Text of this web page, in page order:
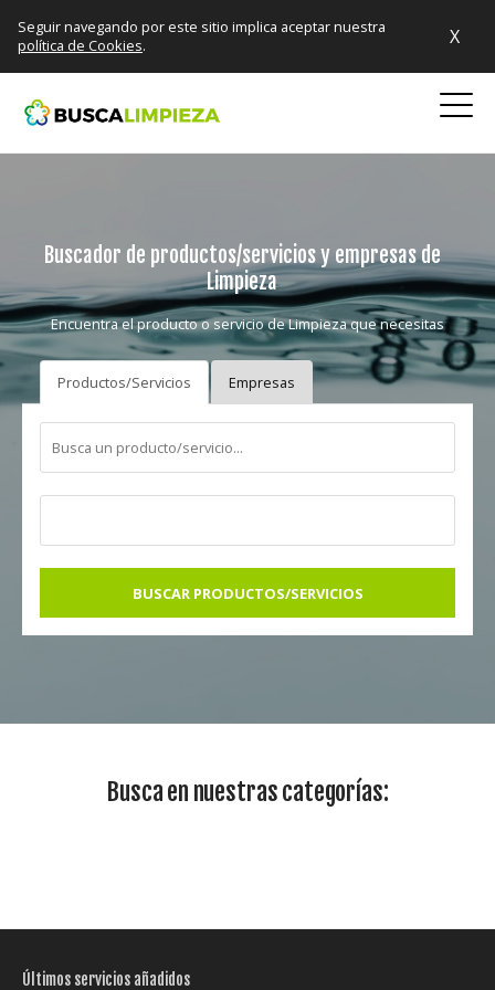
Seguir navegando por este sitio implica aceptar nuestra
política de Cookies. X
Buscador de productos/servicios y empresas de
Limpieza
Encuentra el producto o servicio de Limpieza que necesitas
Productos/Servicios Empresas
BUSCAR PRODUCTOS/SERVICIOS
Busca en nuestras categorías:
Últimos servicios añadidos